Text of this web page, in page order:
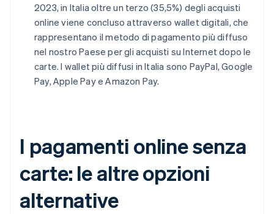
2023, in Italia oltre un terzo (35,5%) degli acquisti
online viene concluso attraverso wallet digitali, che
rappresentano il metodo di pagamento più diffuso
nel nostro Paese per gli acquisti su Internet dopo le
carte. I wallet più diffusi in Italia sono PayPal, Google
Pay, Apple Pay e Amazon Pay.
I pagamenti online senza
carte: le altre opzioni
alternative